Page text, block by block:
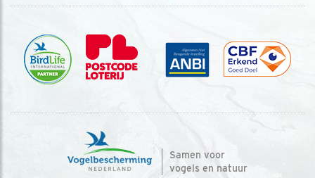
Samen voor
vogels en natuur